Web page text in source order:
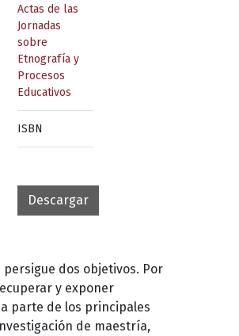
Actas de las
Jornadas
sobre
Etnografía y
Procesos
Educativos
ISBN
Descargar
dos objetivos. Por
y exponer
parte de los principales
de maestría,